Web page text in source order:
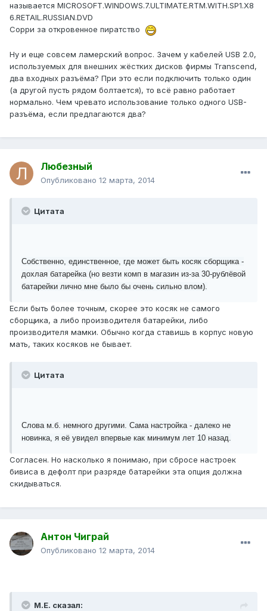
называется MICROSOFT.WINDOWS.7.ULTIMATE.RTM.WITH.SP1.X8
6.RETAIL.RUSSIAN.DVD
Сорри за откровенное пиратство
Ну и еще совсем ламерский вопрос. Зачем у кабелей USB 2.0,
используемых для внешних жёстких дисков фирмы Transcend,
два входных разъёма? При это если подключить только один
(а другой пусть рядом болтается), то всё равно работает
нормально. Чем чревато использование только одного USB-
разъёма, если предлагаются два?
Любезный
Опубликовано 12 марта, 2014
Цитата
Собственно, единственное, где может быть косяк сборщика -
дохлая батарейка (но везти комп в магазин из-за 30-рублёвой
батарейки лично мне было бы очень сильно влом).
Если быть более точным, скорее это косяк не самого
сборщика, а либо производителя батарейки, либо
производителя мамки. Обычно когда ставишь в корпус новую
мать, таких косяков не бывает.
Цитата
Слова м.б. немного другими. Сама настройка - далеко не
новинка, я её увидел впервые как минимум лет 10 назад.
Согласен. Но насколько я понимаю, при сбросе настроек
бивиса в дефолт при разряде батарейки эта опция должна
скидываться.
Антон Чиграй
Опубликовано 12 марта, 2014
М.Е. сказал: